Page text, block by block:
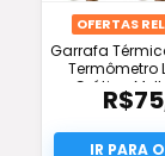
OFERTAS
Garrafa
Termômetro
Grátis e
R$